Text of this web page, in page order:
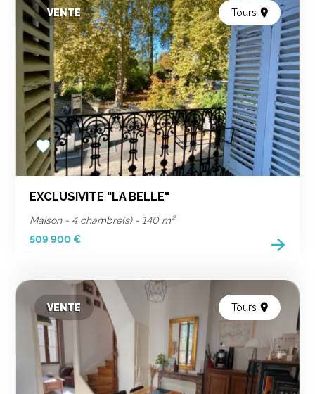
VENTE Tours
Add
to
favorites
EXCLUSIVITE "LA BELLE"
Maison - 4 chambre(s) - 140 m²
509 900 €
VENTE Tours